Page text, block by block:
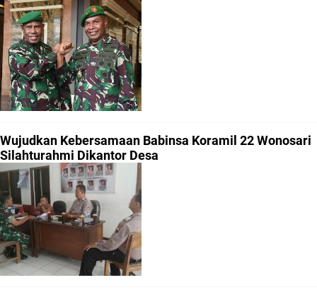
Wujudkan Kebersamaan Babinsa Koramil 22 Wonosari
Silahturahmi Dikantor Desa